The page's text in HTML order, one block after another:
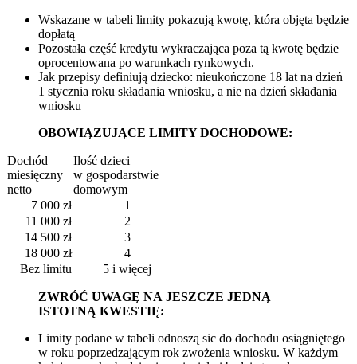
Wskazane w tabeli limity pokazują kwotę, która objęta będzie
dopłatą
Pozostała część kredytu wykraczająca poza tą kwotę będzie
oprocentowana po warunkach rynkowych.
Jak przepisy definiują dziecko: nieukończone 18 lat na dzień
1 stycznia roku składania wniosku, a nie na dzień składania
wniosku
OBOWIĄZUJĄCE LIMITY DOCHODOWE:
Dochód
miesięczny
netto
Ilość dzieci
w gospodarstwie
domowym
7 000 zł
1
11 000 zł
2
14 500 zł
3
18 000 zł
4
Bez limitu
5 i więcej
ZWRÓĆ UWAGĘ NA JESZCZE JEDNĄ
ISTOTNĄ KWESTIĘ:
Limity podane w tabeli odnoszą sic do dochodu osiągniętego
w roku poprzedzającym rok zwożenia wniosku. W każdym